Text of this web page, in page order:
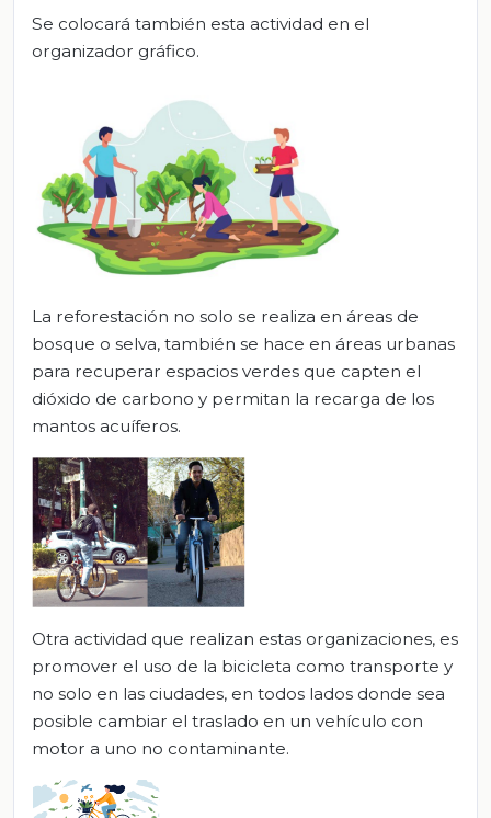
Se colocará también esta actividad en el
organizador gráfico.
La reforestación no solo se realiza en áreas de
bosque o selva, también se hace en áreas urbanas
para recuperar espacios verdes que capten el
dióxido de carbono y permitan la recarga de los
mantos acuíferos.
Otra actividad que realizan estas organizaciones, es
promover el uso de la bicicleta como transporte y
no solo en las ciudades, en todos lados donde sea
posible cambiar el traslado en un vehículo con
motor a uno no contaminante.